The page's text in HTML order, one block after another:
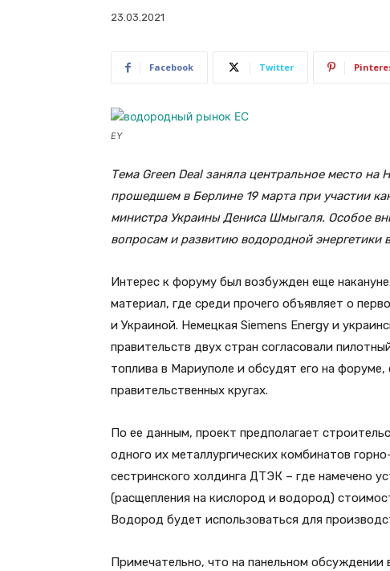
23.03.2021
Facebook Twitter
EY
Тема Green Deal заняла центральное место
прошедшем в Берлине 19 марта при участии
министра Украины Дениса Шмыгаля. Особое
вопросам и развитию водородной энергетики
Интерес к форуму был возбужден еще
материал, где среди прочего объявляет о
и Украиной. Немецкая Siemens Energy и
правительств двух стран согласовали
топлива в Мариуполе и обсудят его на
правительственных кругах.
По ее данным, проект предполагает
одного их металлургических комбинатов
сестринского холдинга ДТЭК – где намечено
(расщепления на кислород и водород)
Водород будет использоваться для
Примечательно, что на панельном обсуждении